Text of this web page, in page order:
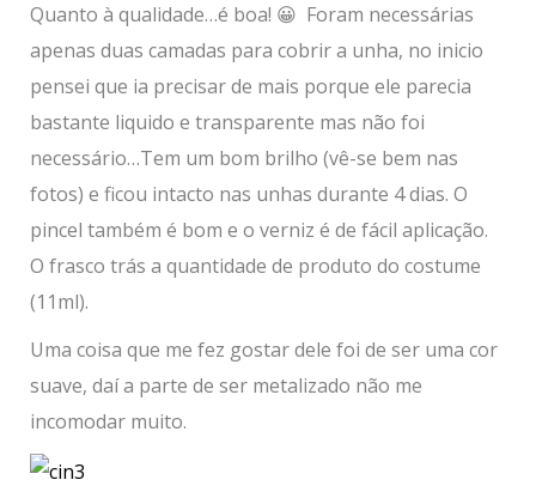
Quanto à qualidade…é boa! 😀 Foram necessárias
apenas duas camadas para cobrir a unha, no inicio
pensei que ia precisar de mais porque ele parecia
bastante liquido e transparente mas não foi
necessário…Tem um bom brilho (vê-se bem nas
fotos) e ficou intacto nas unhas durante 4 dias. O
pincel também é bom e o verniz é de fácil aplicação.
O frasco trás a quantidade de produto do costume
(11ml).
Uma coisa que me fez gostar dele foi de ser uma cor
suave, daí a parte de ser metalizado não me
incomodar muito.